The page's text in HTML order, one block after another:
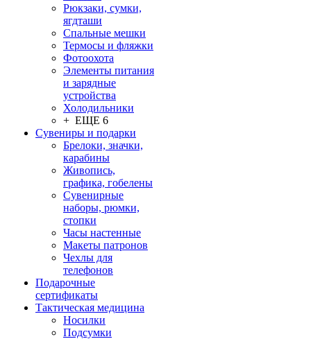
Рюкзаки, сумки,
ягдташи
Спальные мешки
Термосы и фляжки
Фотоохота
Элементы питания
и зарядные
устройства
Холодильники
+ ЕЩЕ 6
Сувениры и подарки
Брелоки, значки,
карабины
Живопись,
графика, гобелены
Сувенирные
наборы, рюмки,
стопки
Часы настенные
Макеты патронов
Чехлы для
телефонов
Подарочные
сертификаты
Тактическая медицина
Носилки
Подсумки